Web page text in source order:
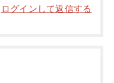
ログインして返信する